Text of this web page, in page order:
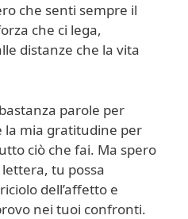
che senti sempre il
che ci lega,
distanze che la vita
parole per
mia gratitudine per
ciò che fai. Ma spero
tu possa
dell’affetto e
nei tuoi confronti.